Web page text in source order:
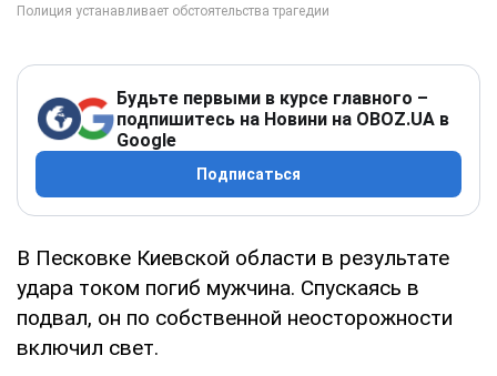
Будьте первыми в курсе главного –
подпишитесь на Новини на OBOZ.UA в
Google
Подписаться
В Песковке Киевской области в результате
удара током погиб мужчина. Спускаясь в
подвал, он по собственной неосторожности
включил свет.